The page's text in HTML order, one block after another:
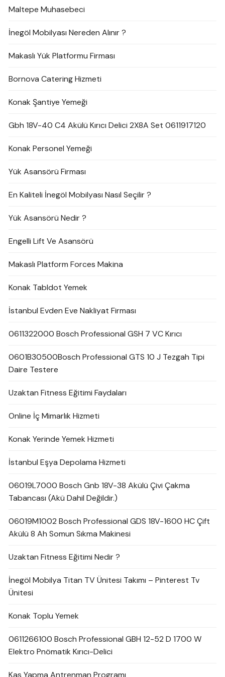
Maltepe Muhasebeci
İnegöl Mobilyası Nereden Alınır ?
Makaslı Yük Platformu Firması
Bornova Catering Hizmeti
Konak Şantiye Yemeği
Gbh 18V-40 C4 Akülü Kırıcı Delici 2X8A Set 0611917120
Konak Personel Yemeği
Yük Asansörü Firması
En Kaliteli İnegöl Mobilyası Nasıl Seçilir ?
Yük Asansörü Nedir ?
Engelli Lift Ve Asansörü
Makaslı Platform Forces Makina
Konak Tabldot Yemek
İstanbul Evden Eve Nakliyat Firması
0611322000 Bosch Professional GSH 7 VC Kırıcı
0601B30500Bosch Professional GTS 10 J Tezgah Tipi
Daire Testere
Uzaktan Fitness Eğitimi Faydaları
Online İç Mimarlık Hizmeti
Konak Yerinde Yemek Hizmeti
İstanbul Eşya Depolama Hizmeti
06019L7000 Bosch Gnb 18V-38 Akülü Çivi Çakma
Tabancası (Akü Dahil Değildir.)
06019M1002 Bosch Professional GDS 18V-1600 HC Çift
Akülü 8 Ah Somun Sıkma Makinesi
Uzaktan Fitness Eğitimi Nedir ?
İnegöl Mobilya Titan TV Ünitesi Takımı – Pinterest Tv
Ünitesi
Konak Toplu Yemek
0611266100 Bosch Professional GBH 12-52 D 1700 W
Elektro Pnömatik Kırıcı-Delici
Kas Yapma Antrenman Programı